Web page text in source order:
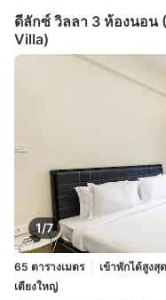
ดีลักซ์ วิลลา 3 ห้องนอน
Villa)
1/7
65 ตารางเมตร เข้าพักได้สูง
เตียงใหญ่